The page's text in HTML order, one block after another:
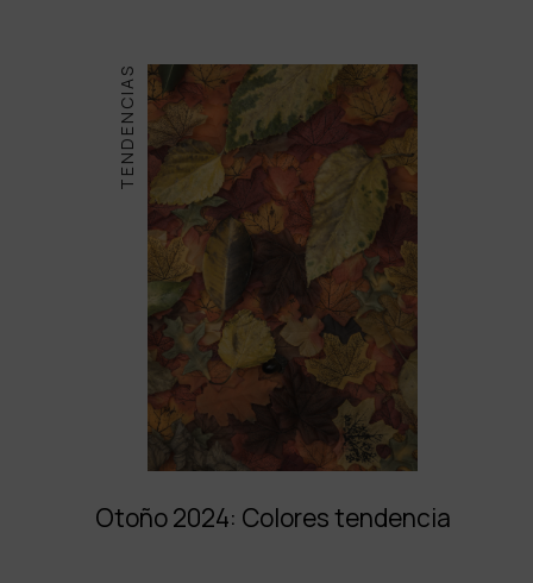
TENDENCIAS
Otoño 2024: Colores tendencia